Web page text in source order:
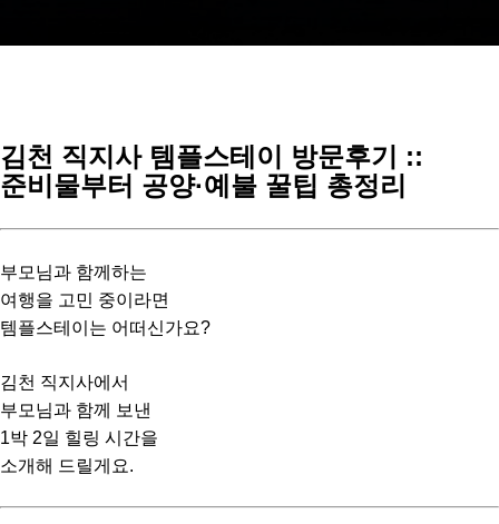
김천 직지사 템플스테이 방문후기 ::
준비물부터 공양·예불 꿀팁 총정리
부모님과 함께하는
여행을 고민 중이라면
템플스테이는 어떠신가요?
김천 직지사에서
부모님과 함께 보낸
1박 2일 힐링 시간을
소개해 드릴게요.